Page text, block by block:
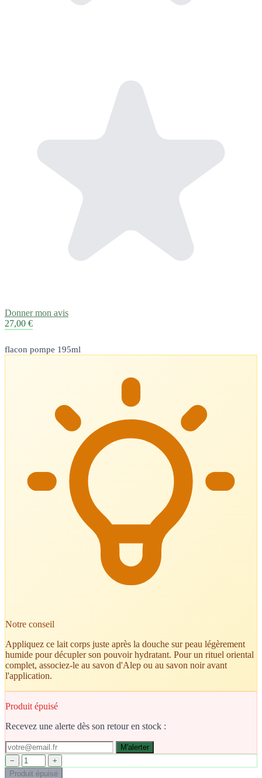
Donner mon avis
27,00 €
flacon pompe 195ml
Notre conseil
Appliquez ce lait corps juste après la douche sur peau légèrement
humide pour décupler son pouvoir hydratant. Pour un rituel oriental
complet, associez-le au savon d'Alep ou au savon noir avant
l'application.
Produit épuisé
Recevez une alerte dès son retour en stock :
M'alerter
−
+
Produit épuisé